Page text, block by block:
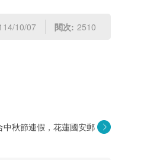
10/07 閱次: 2510
秋節連假，花蓮國安郵